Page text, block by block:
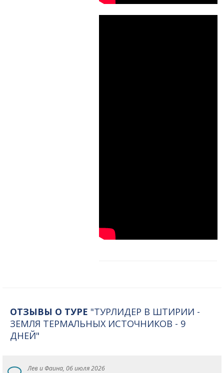
ОТЗЫВЫ О ТУРЕ "ТУРЛИДЕР В ШТИРИИ -
ЗЕМЛЯ ТЕРМАЛЬНЫХ ИСТОЧНИКОВ - 9
ДНЕЙ"
Лев и Фаина, 06 июля 2026